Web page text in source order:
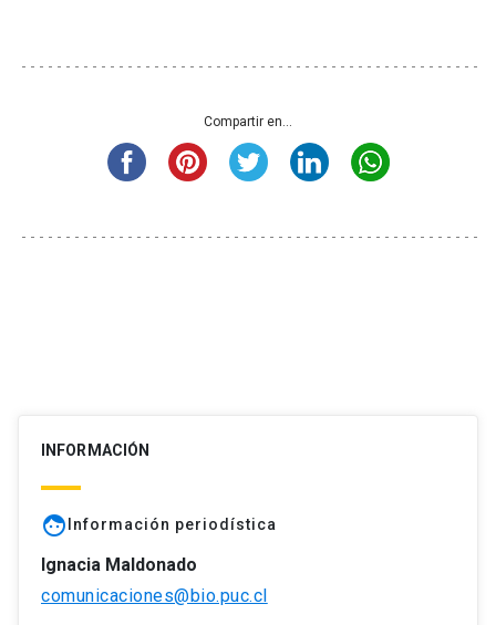
Compartir en...
INFORMACIÓN
face Información periodística
Ignacia Maldonado
comunicaciones@bio.puc.cl